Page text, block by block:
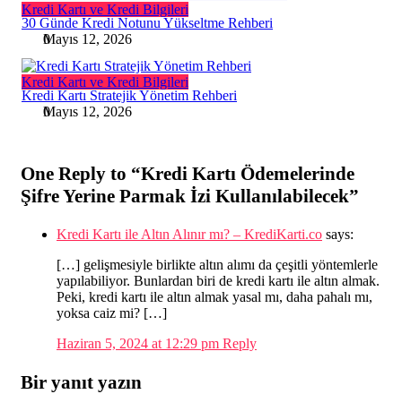
Kredi Kartı ve Kredi Bilgileri
30 Günde Kredi Notunu Yükseltme Rehberi
Mayıs 12, 2026
0
Kredi Kartı ve Kredi Bilgileri
Kredi Kartı Stratejik Yönetim Rehberi
Mayıs 12, 2026
0
One Reply to “Kredi Kartı Ödemelerinde
Şifre Yerine Parmak İzi Kullanılabilecek”
Kredi Kartı ile Altın Alınır mı? – KrediKarti.co says:
[…] gelişmesiyle birlikte altın alımı da çeşitli yöntemlerle
yapılabiliyor. Bunlardan biri de kredi kartı ile altın almak.
Peki, kredi kartı ile altın almak yasal mı, daha pahalı mı,
yoksa caiz mi? […]
Haziran 5, 2024 at 12:29 pm Reply
Bir yanıt yazın